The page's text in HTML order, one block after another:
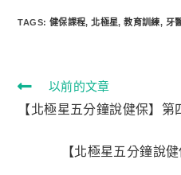
TAGS: 健保課程, 北極星, 教育訓練, 牙
以前的文章
【北極星五分鐘說健保】
【北極星五分鐘說